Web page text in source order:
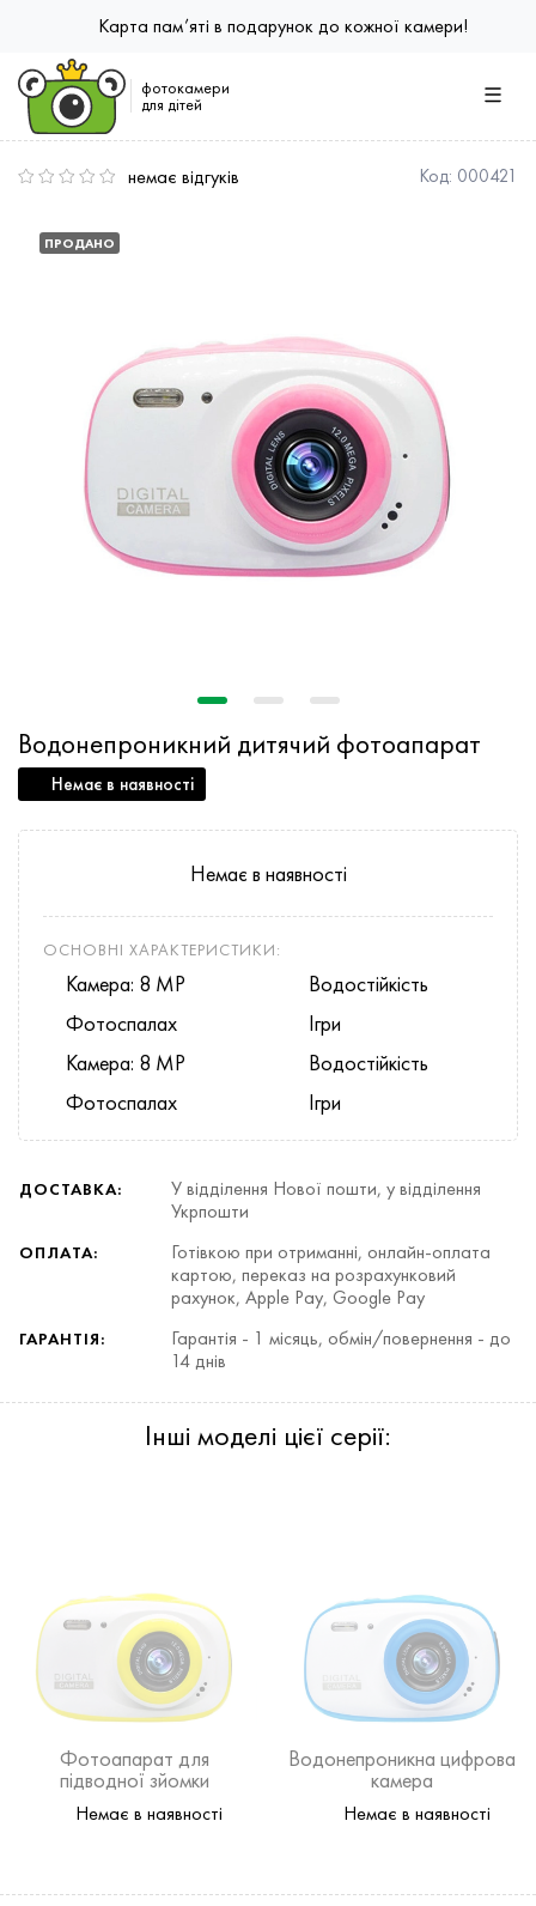
Карта пам’яті в подарунок до кожної камери!
фотокамери
для дітей
немає відгуків Код: 000421
ПРОДАНО
Водонепроникний дитячий фотоапарат
Немає в наявності
Немає в наявності
ОСНОВНІ ХАРАКТЕРИСТИКИ:
Камера: 8 MP
Водостійкість
Фотоспалах
Ігри
Камера: 8 MP
Водостійкість
Фотоспалах
Ігри
ДОСТАВКА:
У відділення Нової пошти, у відділення
Укрпошти
ОПЛАТА:
Готівкою при отриманні, онлайн-оплата
картою, переказ на розрахунковий
рахунок, Apple Pay, Google Pay
ГАРАНТІЯ:
Гарантія - 1 місяць, обмін/повернення - до
14 днів
Інші моделі цієї серії:
Фотоапарат для
підводної зйомки
Немає в наявності
Водонепроникна цифрова
камера
Немає в наявності